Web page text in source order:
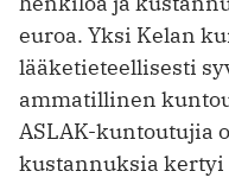
euroa. Yksi Kelan
lääketieteellisesti
ammatillinen
ASLAK-kuntoutujia
kustannuksia kertyi